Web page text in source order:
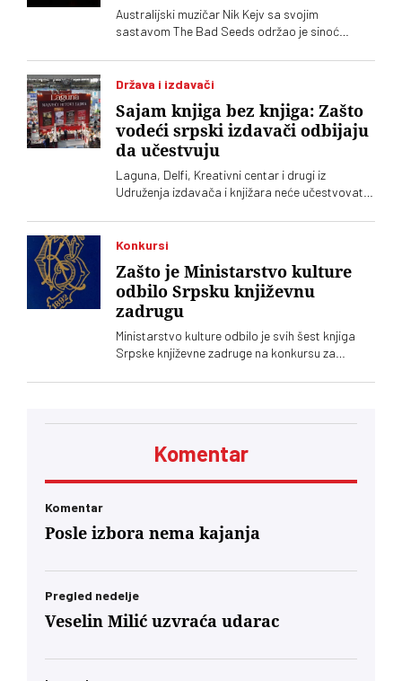
Australijski muzičar Nik Kejv sa svojim
sastavom The Bad Seeds održao je sinoć
tvrđave, u okviru evropske letnje turneje
Država i izdavači
Sajam knjiga bez knjiga: Zašto
vodeći srpski izdavači odbijaju
da učestvuju
Laguna, Delfi, Kreativni centar i drugi iz
Udruženja izdavača i knjižara neće učestvovati
još prošle godine doneli Clio, Arhipelag,
Geopopetika i drugi iz Udruženja profesionalnih
Konkursi
Zašto je Ministarstvo kulture
odbilo Srpsku književnu
zadrugu
Ministarstvo kulture odbilo je svih šest knjiga
Srpske književne zadruge na konkursu za
Podsetimo da je predsednik SKZ profesor Milo
Komentar
Komentar
Posle izbora nema kajanja
Pregled nedelje
Veselin Milić uzvraća udarac